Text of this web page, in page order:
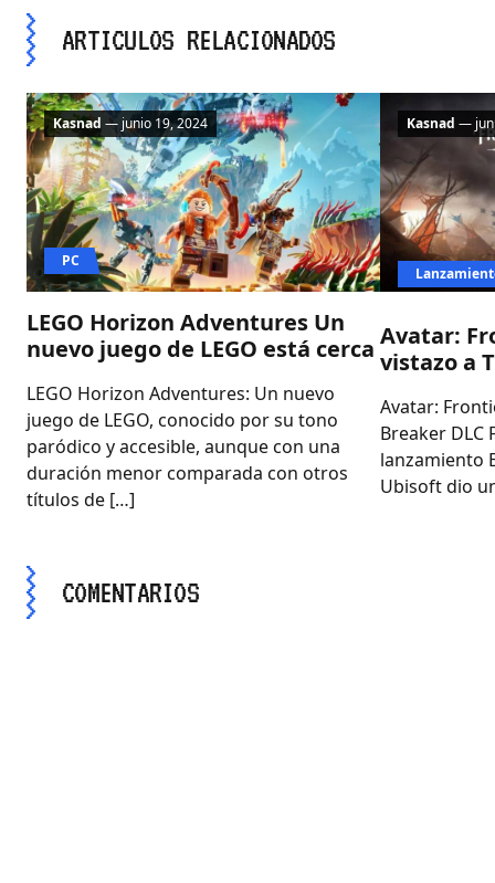
ARTICULOS RELACIONADOS
LEGO Horizon Adventures Un
nuevo juego de LEGO está cerca
LEGO Horizon Adventures: Un nuevo
juego de LEGO, conocido por su tono
paródico y accesible, aunque con una
duración menor comparada con otros
títulos de […]
PC
Kasnad — junio 19, 2024
Avatar:
vistazo a
Avatar:
Breaker DLC
lanzamiento
Ubisoft dio
Kasnad —
COMENTARIOS